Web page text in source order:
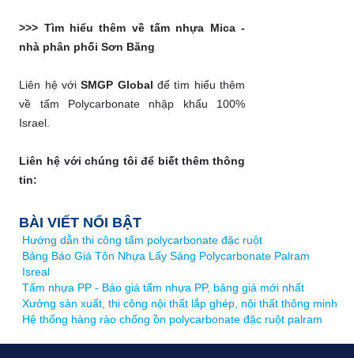
>>> Tìm hiểu thêm về tấm nhựa Mica -
nhà phân phối Sơn Băng
Liên hệ với SMGP Global để tìm hiểu thêm
về tấm Polycarbonate nhập khẩu 100%
Israel.
Liên hệ với chúng tôi để biết thêm thông
tin:
BÀI VIẾT NỔI BẬT
Hướng dẫn thi công tấm polycarbonate đặc ruột
Bảng Báo Giá Tôn Nhựa Lấy Sáng Polycarbonate Palram
Isreal
Tấm nhựa PP - Báo giá tấm nhựa PP, bảng giá mới nhất
Xưởng sản xuất, thi công nội thất lắp ghép, nội thất thông minh
Hệ thống hàng rào chống ồn polycarbonate đặc ruột palram